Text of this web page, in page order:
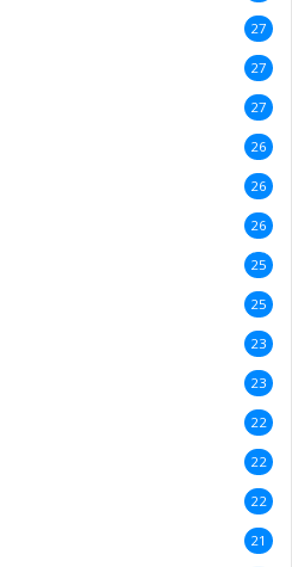
27
27
27
26
26
26
25
25
23
23
22
22
22
21